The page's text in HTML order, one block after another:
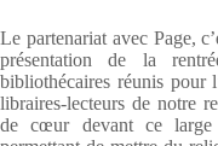
Le partenariat avec Page,
présentation de la
bibliothécaires réunis pour
libraires-lecteurs de notre
de cœur devant ce large